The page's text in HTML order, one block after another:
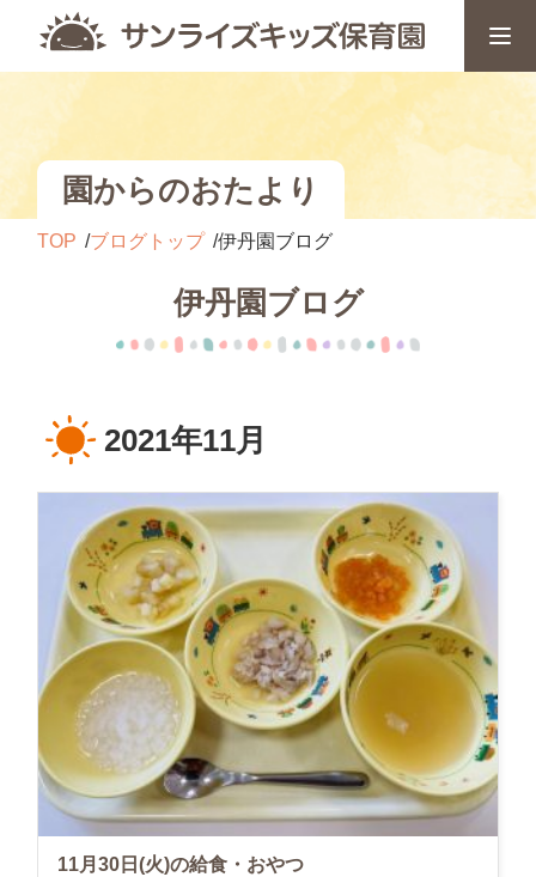
園からのおたより
TOP ブログトップ 伊丹園ブログ
伊丹園ブログ
2021年11月
11月30日(火)の給食・おやつ